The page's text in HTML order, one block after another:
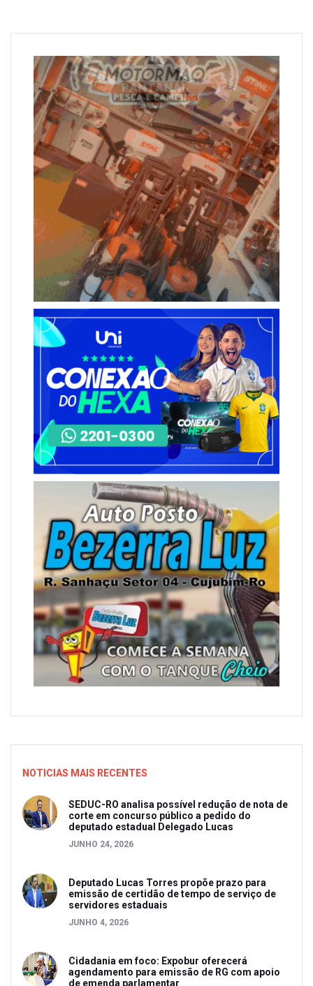
NOTICIAS MAIS RECENTES
SEDUC-RO analisa possível redução de nota de
corte em concurso público a pedido do
deputado estadual Delegado Lucas
JUNHO 24, 2026
Deputado Lucas Torres propõe prazo para
emissão de certidão de tempo de serviço de
servidores estaduais
JUNHO 4, 2026
Cidadania em foco: Expobur oferecerá
agendamento para emissão de RG com apoio
de emenda parlamentar